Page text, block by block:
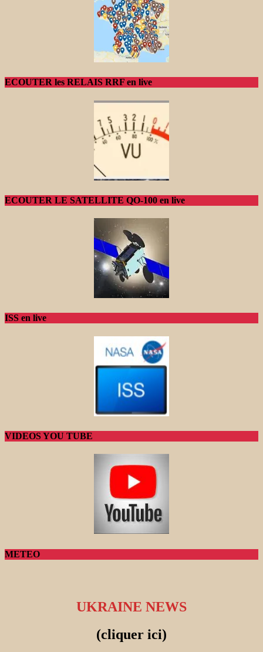
ECOUTER les RELAIS RRF en live
ECOUTER LE SATELLITE QO-100 en live
ISS en live
VIDEOS YOU TUBE
METEO
UKRAINE NEWS
(cliquer ici)